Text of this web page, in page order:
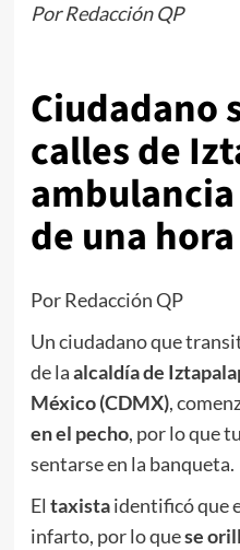
Por Redacción QP
Ciudadano
calles de
de una hora
Por Redacción QP
Un ciudadano que
de laalcaldía de
México (CDMX),
en el pecho, por lo que
sentarse en la banqueta.
El taxistaidentificó que
infarto, por lo quese